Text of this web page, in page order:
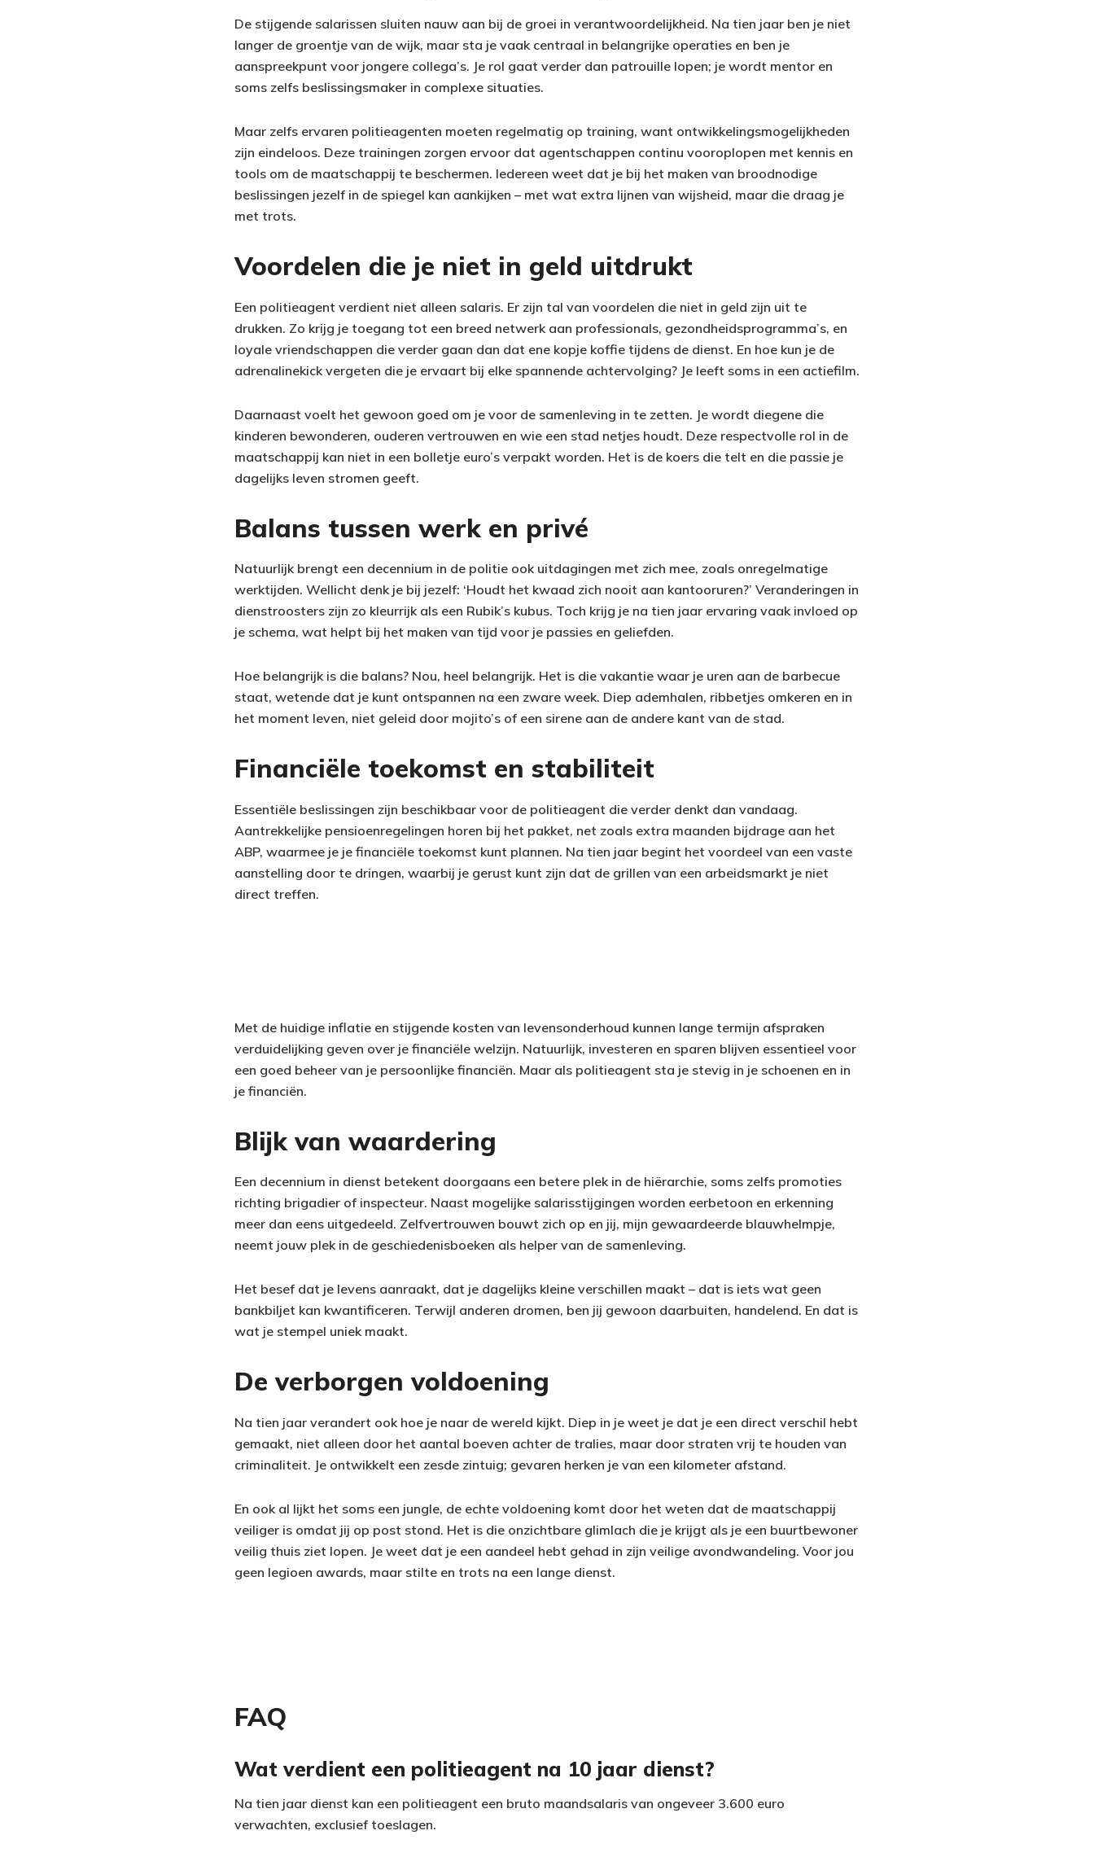
De stijgende salarissen sluiten nauw aan bij de groei in verantwoordelijkheid. Na tien jaar ben je niet
langer de groentje van de wijk, maar sta je vaak centraal in belangrijke operaties en ben je
aanspreekpunt voor jongere collega’s. Je rol gaat verder dan patrouille lopen; je wordt mentor en
soms zelfs beslissingsmaker in complexe situaties.
Maar zelfs ervaren politieagenten moeten regelmatig op training, want ontwikkelingsmogelijkheden
zijn eindeloos. Deze trainingen zorgen ervoor dat agentschappen continu vooroplopen met kennis en
tools om de maatschappij te beschermen. Iedereen weet dat je bij het maken van broodnodige
beslissingen jezelf in de spiegel kan aankijken – met wat extra lijnen van wijsheid, maar die draag je
met trots.
Voordelen die je niet in geld uitdrukt
Een politieagent verdient niet alleen salaris. Er zijn tal van voordelen die niet in geld zijn uit te
drukken. Zo krijg je toegang tot een breed netwerk aan professionals, gezondheidsprogramma’s, en
loyale vriendschappen die verder gaan dan dat ene kopje koffie tijdens de dienst. En hoe kun je de
adrenalinekick vergeten die je ervaart bij elke spannende achtervolging? Je leeft soms in een actiefilm.
Daarnaast voelt het gewoon goed om je voor de samenleving in te zetten. Je wordt diegene die
kinderen bewonderen, ouderen vertrouwen en wie een stad netjes houdt. Deze respectvolle rol in de
maatschappij kan niet in een bolletje euro’s verpakt worden. Het is de koers die telt en die passie je
dagelijks leven stromen geeft.
Balans tussen werk en privé
Natuurlijk brengt een decennium in de politie ook uitdagingen met zich mee, zoals onregelmatige
werktijden. Wellicht denk je bij jezelf: ‘Houdt het kwaad zich nooit aan kantooruren?’ Veranderingen in
dienstroosters zijn zo kleurrijk als een Rubik’s kubus. Toch krijg je na tien jaar ervaring vaak invloed op
je schema, wat helpt bij het maken van tijd voor je passies en geliefden.
Hoe belangrijk is die balans? Nou, heel belangrijk. Het is die vakantie waar je uren aan de barbecue
staat, wetende dat je kunt ontspannen na een zware week. Diep ademhalen, ribbetjes omkeren en in
het moment leven, niet geleid door mojito’s of een sirene aan de andere kant van de stad.
Financiële toekomst en stabiliteit
Essentiële beslissingen zijn beschikbaar voor de politieagent die verder denkt dan vandaag.
Aantrekkelijke pensioenregelingen horen bij het pakket, net zoals extra maanden bijdrage aan het
ABP, waarmee je je financiële toekomst kunt plannen. Na tien jaar begint het voordeel van een vaste
aanstelling door te dringen, waarbij je gerust kunt zijn dat de grillen van een arbeidsmarkt je niet
direct treffen.
Met de huidige inflatie en stijgende kosten van levensonderhoud kunnen lange termijn afspraken
verduidelijking geven over je financiële welzijn. Natuurlijk, investeren en sparen blijven essentieel voor
een goed beheer van je persoonlijke financiën. Maar als politieagent sta je stevig in je schoenen en in
je financiën.
Blijk van waardering
Een decennium in dienst betekent doorgaans een betere plek in de hiërarchie, soms zelfs promoties
richting brigadier of inspecteur. Naast mogelijke salarisstijgingen worden eerbetoon en erkenning
meer dan eens uitgedeeld. Zelfvertrouwen bouwt zich op en jij, mijn gewaardeerde blauwhelmpje,
neemt jouw plek in de geschiedenisboeken als helper van de samenleving.
Het besef dat je levens aanraakt, dat je dagelijks kleine verschillen maakt – dat is iets wat geen
bankbiljet kan kwantificeren. Terwijl anderen dromen, ben jij gewoon daarbuiten, handelend. En dat is
wat je stempel uniek maakt.
De verborgen voldoening
Na tien jaar verandert ook hoe je naar de wereld kijkt. Diep in je weet je dat je een direct verschil hebt
gemaakt, niet alleen door het aantal boeven achter de tralies, maar door straten vrij te houden van
criminaliteit. Je ontwikkelt een zesde zintuig; gevaren herken je van een kilometer afstand.
En ook al lijkt het soms een jungle, de echte voldoening komt door het weten dat de maatschappij
veiliger is omdat jij op post stond. Het is die onzichtbare glimlach die je krijgt als je een buurtbewoner
veilig thuis ziet lopen. Je weet dat je een aandeel hebt gehad in zijn veilige avondwandeling. Voor jou
geen legioen awards, maar stilte en trots na een lange dienst.
FAQ
Wat verdient een politieagent na 10 jaar dienst?
Na tien jaar dienst kan een politieagent een bruto maandsalaris van ongeveer 3.600 euro
verwachten, exclusief toeslagen.